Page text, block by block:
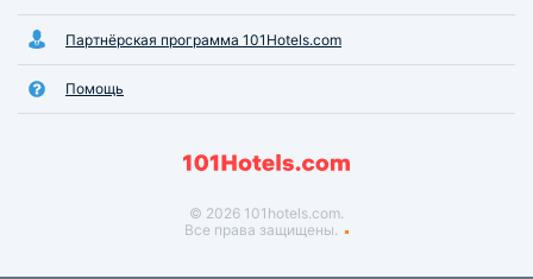
Партнёрская программа 101Hotels.com
Помощь
© 2026 101hotels.com.
Все права защищены.